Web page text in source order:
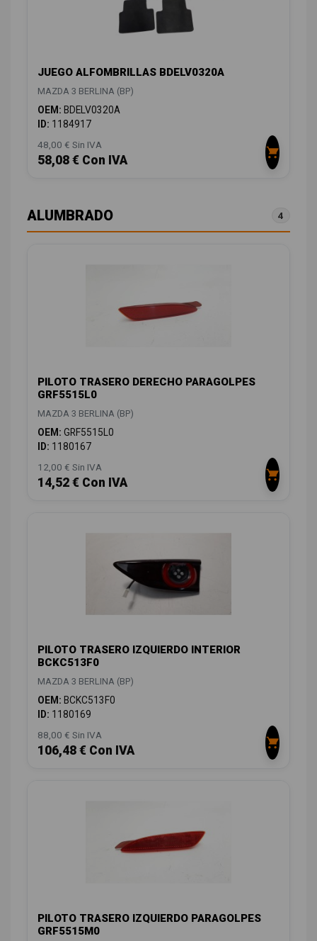
JUEGO ALFOMBRILLAS BDELV0320A
MAZDA 3 BERLINA (BP)
OEM: BDELV0320A
ID: 1184917
48,00 € Sin IVA
58,08 € Con IVA
ALUMBRADO 4
PILOTO TRASERO DERECHO PARAGOLPES
GRF5515L0
MAZDA 3 BERLINA (BP)
OEM: GRF5515L0
ID: 1180167
12,00 € Sin IVA
14,52 € Con IVA
PILOTO TRASERO IZQUIERDO INTERIOR
BCKC513F0
MAZDA 3 BERLINA (BP)
OEM: BCKC513F0
ID: 1180169
88,00 € Sin IVA
106,48 € Con IVA
PILOTO TRASERO IZQUIERDO PARAGOLPES
GRF5515M0